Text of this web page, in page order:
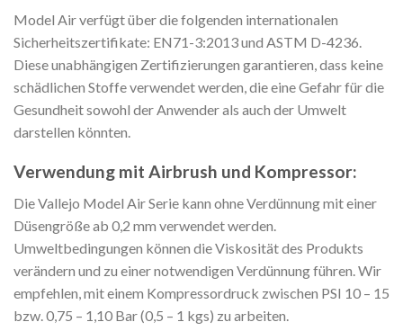
Model Air verfügt über die folgenden internationalen
Sicherheitszertifikate: EN71-3:2013 und ASTM D-4236.
Diese unabhängigen Zertifizierungen garantieren, dass keine
schädlichen Stoffe verwendet werden, die eine Gefahr für die
Gesundheit sowohl der Anwender als auch der Umwelt
darstellen könnten.
Verwendung mit Airbrush und Kompressor:
Die Vallejo Model Air Serie kann ohne Verdünnung mit einer
Düsengröße ab 0,2 mm verwendet werden.
Umweltbedingungen können die Viskosität des Produkts
verändern und zu einer notwendigen Verdünnung führen. Wir
empfehlen, mit einem Kompressordruck zwischen PSI 10 – 15
bzw. 0,75 – 1,10 Bar (0,5 – 1 kgs) zu arbeiten.